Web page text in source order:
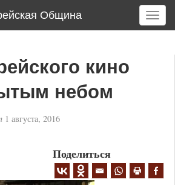
Община
T
o
a
t
кино
небом
1 августа, 2016
Поделиться